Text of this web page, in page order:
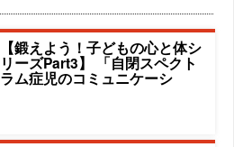
【鍛えよう！子どもの心と体シ
リーズPart3】 「自閉スペクト
ラム症児のコミュニケーシ